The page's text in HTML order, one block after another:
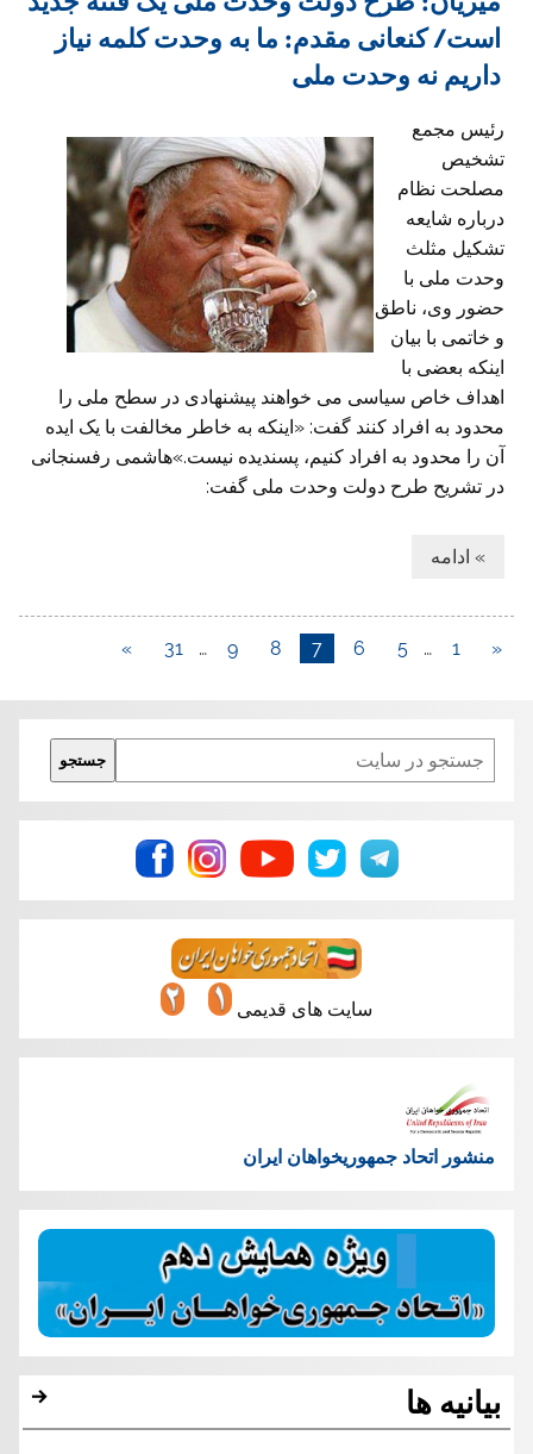
است/ کنعانی مقدم: ما به وحدت کلمه نیاز
داریم نه وحدت ملی
رئیس مجمع
تشخیص
مصلحت نظام
درباره شایعه
تشکیل مثلث
وحدت ملی با
حضور وی، ناطق
و خاتمی با بیان
اینکه بعضی با
اهداف خاص سیاسی می خواهند پیشنهادی در سطح ملی را
محدود به افراد کنند گفت: «اینکه به خاطر مخالفت با یک ایده
آن را محدود به افراد کنیم، پسندیده نیست.»هاشمی رفسنجانی
در تشریح طرح دولت وحدت ملی گفت:
» ادامه
«
1
…
5
6
7
8
9
…
31
»
Search
جستجو
سایت های قدیمی
منشور اتحاد جمهوریخواهان ایران
بیانیه ها